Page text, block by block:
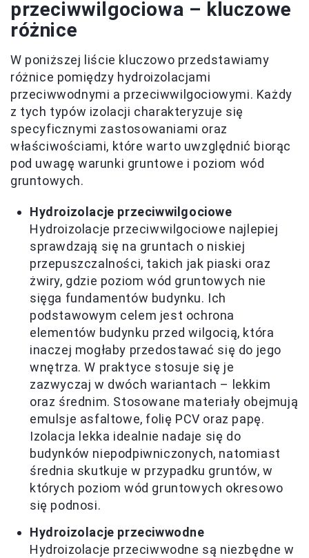
przeciwwilgociowa – kluczowe
różnice
W poniższej liście kluczowo przedstawiamy
różnice pomiędzy hydroizolacjami
przeciwwodnymi a przeciwwilgociowymi. Każdy
z tych typów izolacji charakteryzuje się
specyficznymi zastosowaniami oraz
właściwościami, które warto uwzględnić biorąc
pod uwagę warunki gruntowe i poziom wód
gruntowych.
Hydroizolacje przeciwwilgociowe
Hydroizolacje przeciwwilgociowe najlepiej
sprawdzają się na gruntach o niskiej
przepuszczalności, takich jak piaski oraz
żwiry, gdzie poziom wód gruntowych nie
sięga fundamentów budynku. Ich
podstawowym celem jest ochrona
elementów budynku przed wilgocią, która
inaczej mogłaby przedostawać się do jego
wnętrza. W praktyce stosuje się je
zazwyczaj w dwóch wariantach – lekkim
oraz średnim. Stosowane materiały obejmują
emulsje asfaltowe, folię PCV oraz papę.
Izolacja lekka idealnie nadaje się do
budynków niepodpiwniczonych, natomiast
średnia skutkuje w przypadku gruntów, w
których poziom wód gruntowych okresowo
się podnosi.
Hydroizolacje przeciwwodne
Hydroizolacje przeciwwodne są niezbędne w